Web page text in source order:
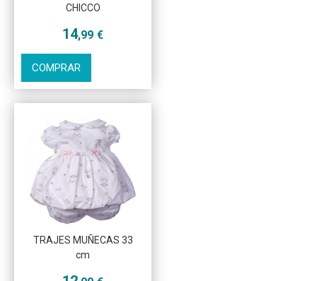
CHICCO
14,99 €
COMPRAR
TRAJES MUÑECAS 33
cm
Más info